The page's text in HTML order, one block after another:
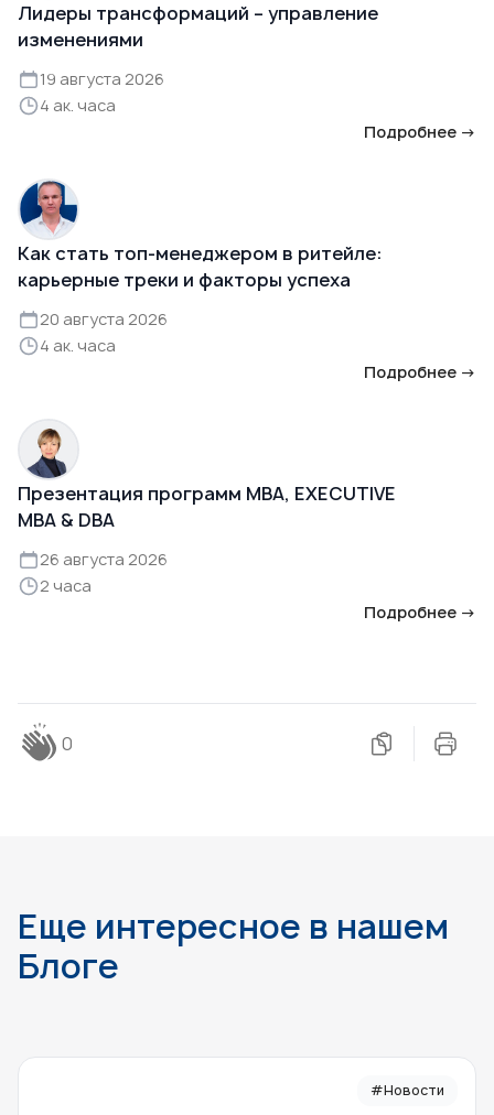
Лидеры трансформаций – управление
изменениями
19 августа 2026
4 ак. часа
Подробнее →
Как стать топ-менеджером в ритейле:
карьерные треки и факторы успеха
20 августа 2026
4 ак. часа
Подробнее →
Презентация программ MBA, EXECUTIVE
MBA & DBA
26 августа 2026
2 часа
Подробнее →
0
Еще интересное в нашем
Блоге
#Новости